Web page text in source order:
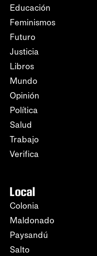
Educación
Feminismos
Futuro
Justicia
Libros
Mundo
Opinión
Política
Salud
Trabajo
Verifica
Local
Colonia
Maldonado
Paysandú
Salto